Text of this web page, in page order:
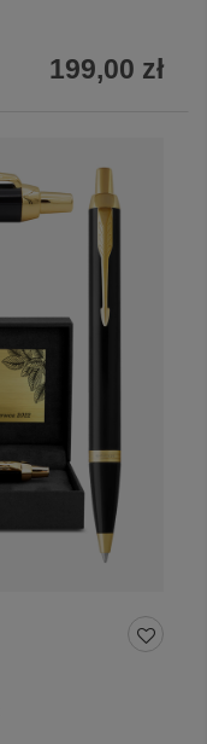
199,00 zł